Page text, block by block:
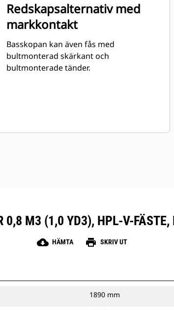
Redskapsalternativ med
markkontakt
Basskopan kan även fås med
bultmonterad skärkant och
bultmonterade tänder.
0,8 M3 (1,0 YD3), HPL-V-
cloud_download HÄMTA print SKRIV UT
1890 mm